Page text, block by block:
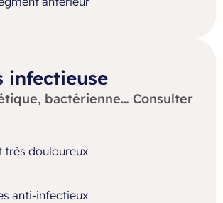
infectieuse
bactérienne… Consulter
douloureux
anti-infectieux